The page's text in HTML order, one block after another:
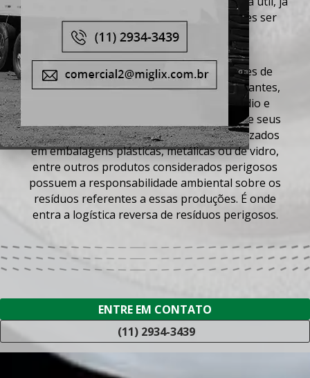
Contato
Trabalhe Conosco
que os danos gerados podem muitas vezes ser
irreversíveis.
Fabricantes, distribuidores e comerciantes de
agrotóxicos, pilhas, baterias, óleos lubrificantes,
lâmpadas fluorescentes, de vapor de sódio e
mercúrio e de luz mista, eletroeletrônicos e seus
componentes, pneus, produtos comercializados
em embalagens plásticas, metálicas ou de vidro,
entre outros produtos considerados perigosos
possuem a responsabilidade ambiental sobre os
resíduos referentes a essas produções. É onde
entra a logística reversa de resíduos perigosos.
ENTRE EM CONTATO
(11) 2934-3439